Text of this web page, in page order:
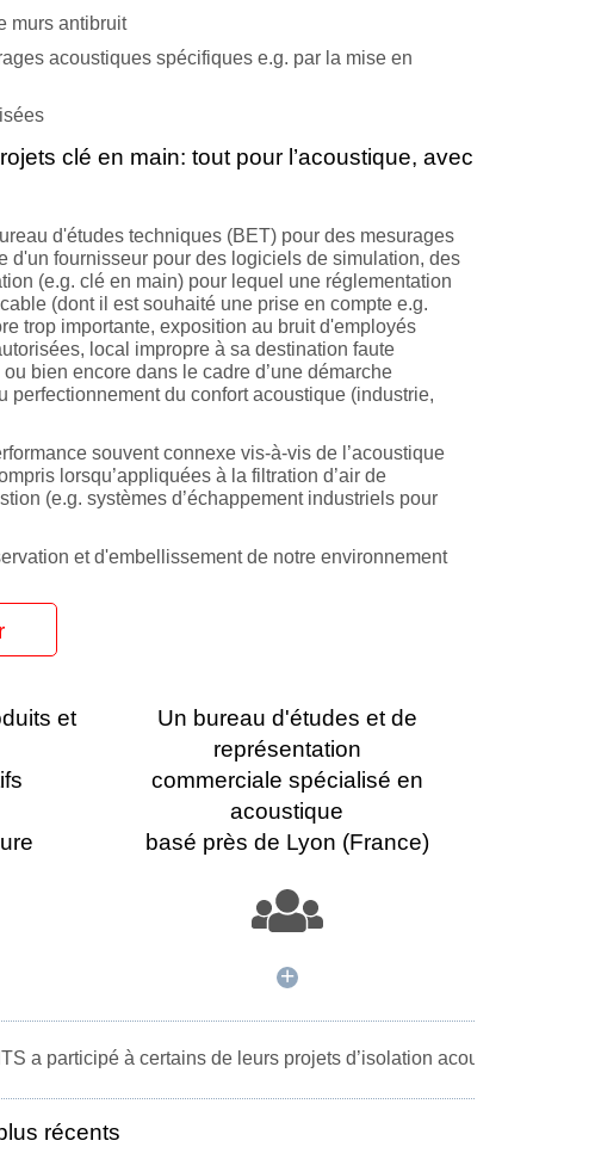
murs antibruit
acoustiques spécifiques e.g. par la mise en
clé en main: tout pour l’acoustique, avec
d'études techniques (BET) pour des mesurages
fournisseur pour des logiciels de simulation, des
(e.g. clé en main) pour lequel une réglementation
(dont il est souhaité une prise en compte e.g.
trop importante, exposition au bruit d'employés
local impropre à sa destination faute
bien encore dans le cadre d’une démarche
perfectionnement du confort acoustique (industrie,
souvent connexe vis-à-vis de l’acoustique
lorsqu’appliquées à la filtration d’air de
(e.g. systèmes d’échappement industriels pour
et d'embellissement de notre environnement
et
Un bureau d'études et de
représentation
commerciale spécialisé en
acoustique
basé près de Lyon (France)
+
à certains de leurs projets d’isolation acoustique: Air Liquide,
récents